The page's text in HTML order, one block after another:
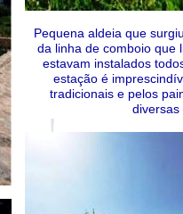
Pequena aldeia que
da linha de comboio que
estavam instalados
estação é
tradicionais e pelos